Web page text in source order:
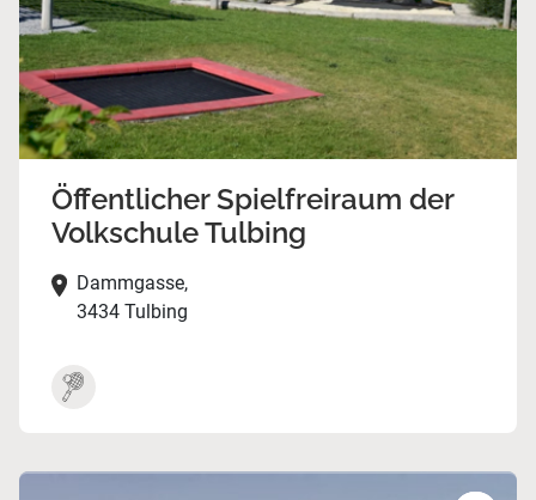
Öffentlicher Spielfreiraum der
Volkschule Tulbing
Dammgasse,
3434 Tulbing